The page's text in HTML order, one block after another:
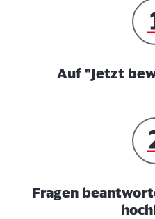
Auf "Jetzt
Fragen